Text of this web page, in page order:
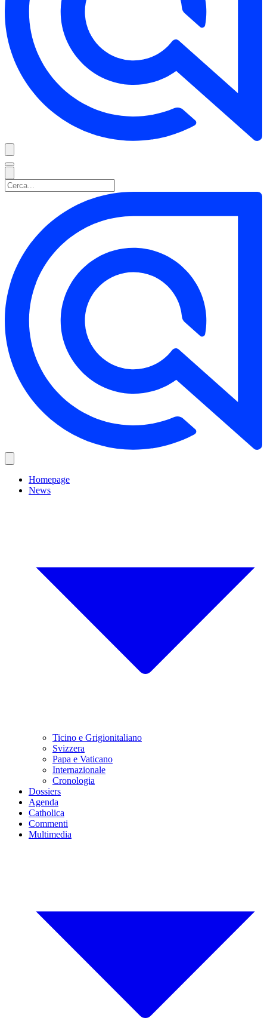
Homepage
News
Ticino e Grigionitaliano
Svizzera
Papa e Vaticano
Internazionale
Cronologia
Dossiers
Agenda
Catholica
Commenti
Multimedia